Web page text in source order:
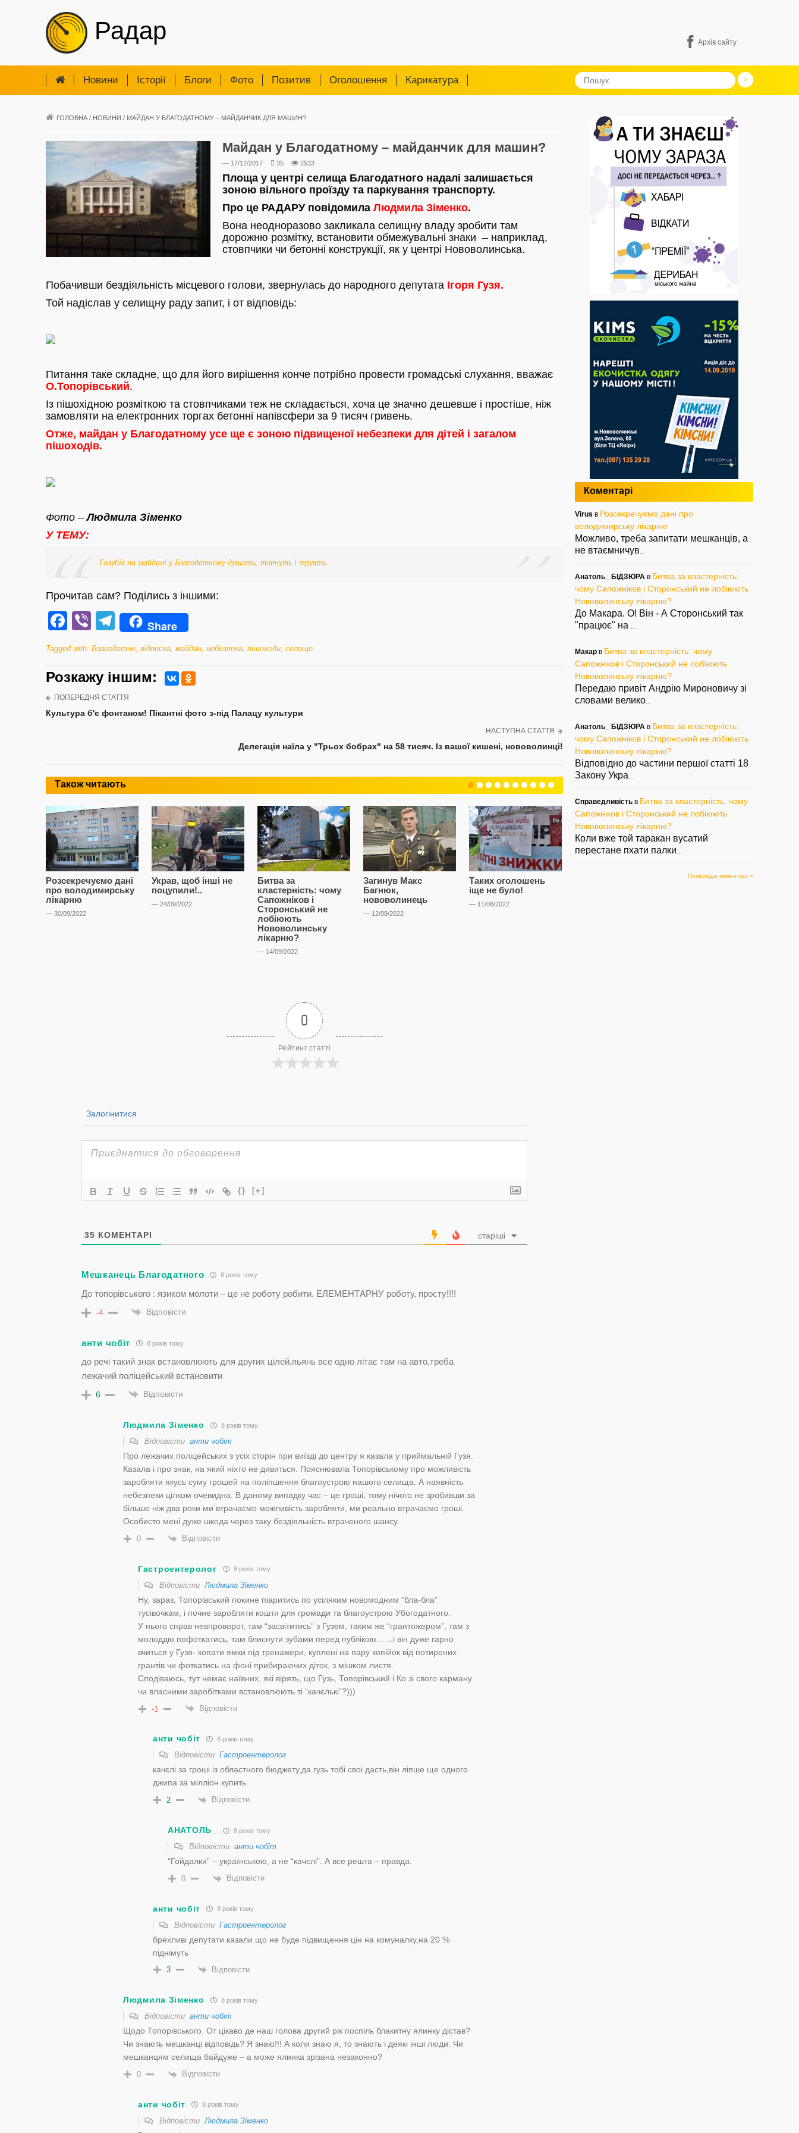
Радар Архів сайту
Новини Iсторії Блоги Фото Позитив Оголошення Карикатура
ГОЛОВНА / НОВИНИ / МАЙДАН У БЛАГОДАТНОМУ – МАЙДАНЧИК ДЛЯ МАШИН?
Майдан у Благодатному – майданчик для машин?
— 17/12/2017 35 2533
Площа у центрі селища Благодатного надалі залишається
зоною вільного проїзду та паркування транспорту.
Про це РАДАРУ повідомила Людмила Зіменко.
Вона неодноразово закликала селищну владу зробити там
дорожню розмітку, встановити обмежувальні знаки – наприклад,
стовпчики чи бетонні конструкції, як у центрі Нововолинська.
Побачивши бездіяльність місцевого голови, звернулась до народного депутата Ігоря Гузя.
Той надіслав у селищну раду запит, і от відповідь:
Питання таке складне, що для його вирішення конче потрібно провести громадські слухання, вважає
О.Топорівський.
Із пішохідною розміткою та стовпчиками теж не складається, хоча це значно дешевше і простіше, ніж
замовляти на електронних торгах бетонні напівсфери за 9 тисяч гривень.
Отже, майдан у Благодатному усе ще є зоною підвищеної небезпеки для дітей і загалом
пішоходів.
Фото – Людмила Зіменко
У ТЕМУ:
Голубів на майдані у Благодатному душать, топчуть і труять
Прочитав сам? Поділись з іншими:
Facebook
ViberTelegram
Share
Tagged with: Благодатне, відписка, майдан, небезпека, пішоходи, селище
Розкажу iншим:
ПОПЕРЕДНЯ СТАТТЯ
Культура б'є фонтаном! Пікантні фото з-під Палацу культури
НАСТУПНА СТАТТЯ
Делегація наїла у "Трьох бобрах" на 58 тисяч. Із вашої кишені, нововолинці!
Також читають
Розсекречуємо дані
про володимирську
лікарню
— 30/09/2022
Украв, щоб інші не
поцупили!..
— 24/09/2022
Битва за
кластерність: чому
Сапожніков і
Сторонський не
лобіюють
Нововолинську
лікарню?
— 14/09/2022
Загинув Макс
Багнюк,
нововолинець
— 12/08/2022
Таких оголошень
іще не було!
— 11/08/2022
Сапожнікова
0
Рейтинг статті
Залогінитися
{} [+]
35 КОМЕНТАРІ старіші
Мешканець Благодатного 8 років тому
До топорівського : язиком молоти – це не роботу робити. ЕЛЕМЕНТАРНУ роботу, просту!!!!
-4 Відповісти
анти чобіт 8 років тому
до речі такий знак встановлюють для других цілей,пьянь все одно літає там на авто,треба
лежачий поліцейський встановити
6 Відповісти
Людмила Зіменко 8 років тому
Відповісти анти чобіт
Про лежачих поліцейських з усіх сторін при виїзді до центру я казала у приймальній Гузя.
Казала і про знак, на який ніхто не дивиться. Пояснювала Топорівському про можливість
заробляти якусь суму грошей на поліпшення благоустрою нашого селища. А наявність
небезпеки цілком очевидна. В даному випадку час – це гроші, тому нічого не зробивши за
більше ніж два роки ми втрачаємо можливість заробляти, ми реально втрачаємо гроші.
Особисто мені дуже шкода через таку бездіяльність втраченого шансу.
0 Відповісти
Гастроентеролог 8 років тому
Відповісти Людмила Зіменко
Ну, зараз, Топорівський покине піаритись по усіляким новомодним “бла-бла”
тусівочкам, і почне заробляти кошти для громади та благоустрою Убогодатного.
У нього справ невпроворот, там “засвітитись” з Гузем, таким же “грантожером”, там з
молоддю пофоткатись, там блиснути зубами перед публікою……і він дуже гарно
вчиться у Гузя- копати ямки під тренажери, куплені на пару копійок від потирених
грантів чи фоткатись на фоні прибираючих діток, з мішком листя.
Сподіваюсь, тут немає наївних, які вірять, що Гузь, Топорівський і Ко зі свого карману
чи власними заробітками встановлюють ті “качєлькі”?)))
-1 Відповісти
анти чобіт 8 років тому
Відповісти Гастроентеролог
качєлі за гроші із областного бюджету,да гузь тобі своі дасть,він ліпше ще одного
джипа за мілліон купить
2 Відповісти
АНАТОЛЬ_ 8 років тому
Відповісти анти чобіт
“Гойдалки” – українською, а не “качєлі”. А все решта – правда.
0 Відповісти
анти чобіт 8 років тому
Відповісти Гастроентеролог
брехливі депутати казали що не буде підвищення цін на комуналку,на 20 %
піднімуть
3 Відповісти
Людмила Зіменко 8 років тому
Відповісти анти чобіт
Щодо Топорівського. От цікаво де наш голова другий рік поспіль блакитну ялинку дістав?
Чи знають мешканці відповідь? Я знаю!!! А коли знаю я, то знають і деякі інші люди. Чи
мешканцям селища байдуже – а може ялинка зрізана незаконно?
0 Відповісти
анти чобіт 8 років тому
Відповісти Людмила Зіменко
Коментарі
Virus в Розсекречуємо дані про
володимирську лікарню
Можливо, треба запитати мешканців, а
не втаємничув
Анатоль_ БІДЗЮРА в Битва за кластерність:
чому Сапожніков і Сторонський не лобіюють
Нововолинську лікарню?
До Макара. О! Він - А Сторонський так
"працює" на
Макар в Битва за кластерність: чому
Сапожніков і Сторонський не лобіюють
Нововолинську лікарню?
Передаю привіт Андрію Мироновичу зі
словами велико
Анатоль_ БІДЗЮРА в Битва за кластерність:
чому Сапожніков і Сторонський не лобіюють
Нововолинську лікарню?
Відповідно до частини першої статті 18
Закону Укра
Справедливість в Битва за кластерність: чому
Сапожніков і Сторонський не лобіюють
Нововолинську лікарню?
Коли вже той таракан вусатий
перестане пхати палки
Попередні коментарі »